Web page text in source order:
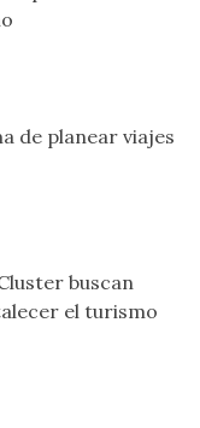
de planear viajes
buscan
el turismo